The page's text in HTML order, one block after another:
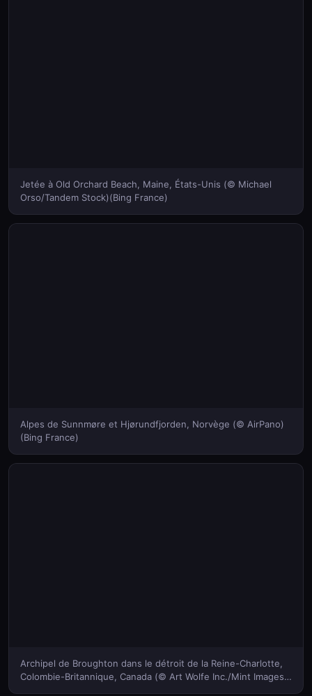
Jetée à Old Orchard Beach, Maine, États-Unis (© Michael
Orso/Tandem Stock)(Bing France)
Alpes de Sunnmøre et Hjørundfjorden, Norvège (© AirPano)
(Bing France)
Archipel de Broughton dans le détroit de la Reine-Charlotte,
Colombie-Britannique, Canada (© Art Wolfe Inc./Mint Images)